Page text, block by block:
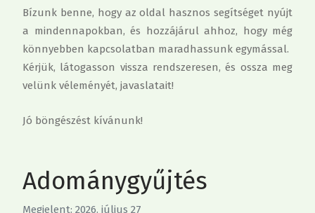
Bízunk benne, hogy az oldal hasznos segítséget nyújt
a mindennapokban, és hozzájárul ahhoz, hogy még
könnyebben kapcsolatban maradhassunk egymással.
Kérjük, látogasson vissza rendszeresen, és ossza meg
velünk véleményét, javaslatait!
Jó böngészést kívánunk!
Adománygyűjtés
Megjelent: 2026. július 27